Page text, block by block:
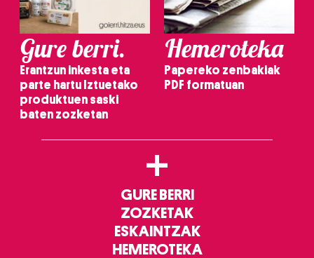
Gure berri.
Erantzun inkesta eta
parte hartu Iztuetako
produktuen saski
baten zozketan
Hemeroteka
Papereko zenbakiak
PDF formatuan
+
GURE BERRI
ZOZKETAK
ESKAINTZAK
HEMEROTEKA